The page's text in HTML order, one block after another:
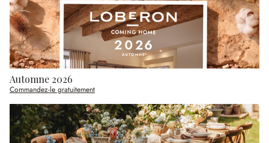
Automne 2026
Commandez-le gratuitement